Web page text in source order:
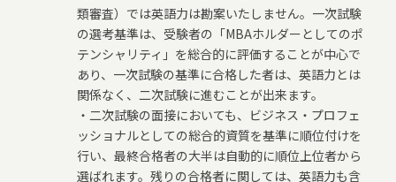
類審査）では英語力は勘案いたしません。一次試験
の選考基準は、受験者の「MBAホルダーとしてのポ
テンシャリティ」を総合的に評価することが中心で
あり、一次試験の基準に合格した者は、英語力とは
関係なく、二次試験に進むことが出来ます。
・二次試験の面接においても、ビジネス・プロフェ
ッショナルとしての総合的資質を基準に順位付けを
行い、最終合格者の大半は自動的に順位上位者から
選ばれます。残りの合格者に関しては、英語力も含